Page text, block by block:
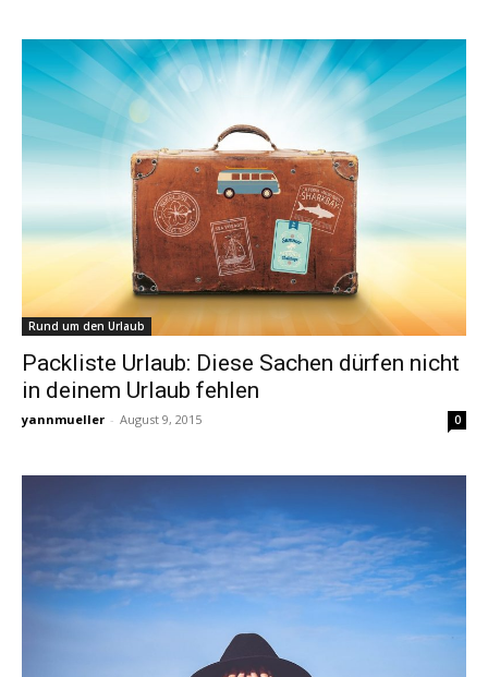
Rund um den Urlaub
Packliste Urlaub: Diese Sachen dürfen nicht
in deinem Urlaub fehlen
yannmueller - August 9, 2015 0